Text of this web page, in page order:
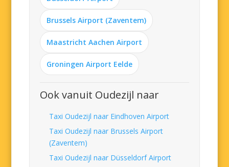
Brussels Airport (Zaventem)
Maastricht Aachen Airport
Groningen Airport Eelde
Ook vanuit Oudezijl naar
Taxi Oudezijl naar Eindhoven Airport
Taxi Oudezijl naar Brussels Airport
(Zaventem)
Taxi Oudezijl naar Düsseldorf Airport